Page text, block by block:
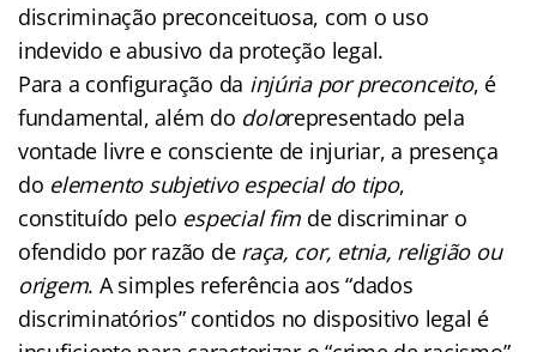
discriminação preconceituosa, com o uso
indevido e abusivo da proteção legal.
Para a configuração da injúria por preconceito, é
fundamental, além do dolorepresentado pela
vontade livre e consciente de injuriar, a presença
do elemento subjetivo especial do tipo,
constituído pelo especial fim de discriminar o
ofendido por razão de raça, cor, etnia, religião ou
origem. A simples referência aos “dados
discriminatórios” contidos no dispositivo legal é